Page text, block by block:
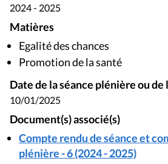
2024 - 2025
Matières
Egalité des chances
Promotion de la santé
Date de la séance plénière ou de
10/01/2025
Document(s) associé(s)
Compte rendu de séance et
plénière - 6 (2024 - 2025)